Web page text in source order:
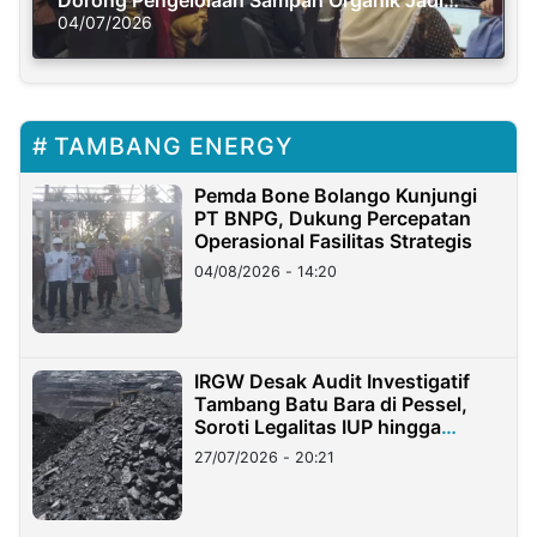
Solusi Krisis Iklim
04/07/2026
TAMBANG ENERGY
Pemda Bone Bolango Kunjungi
PT BNPG, Dukung Percepatan
Operasional Fasilitas Strategis
04/08/2026 - 14:20
IRGW Desak Audit Investigatif
Tambang Batu Bara di Pessel,
Soroti Legalitas IUP hingga
Stockpile
27/07/2026 - 20:21